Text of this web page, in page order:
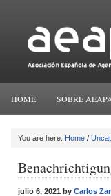
HOME SOBRE
You are here: Home /
julio 6, 2021 by Carlos